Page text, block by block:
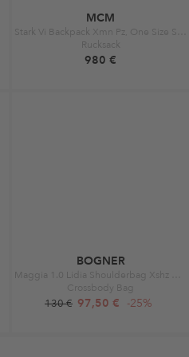
MCM
Rucksack
980 €
BOGNER
Crossbody Bag
130 € 97,50 € -25%